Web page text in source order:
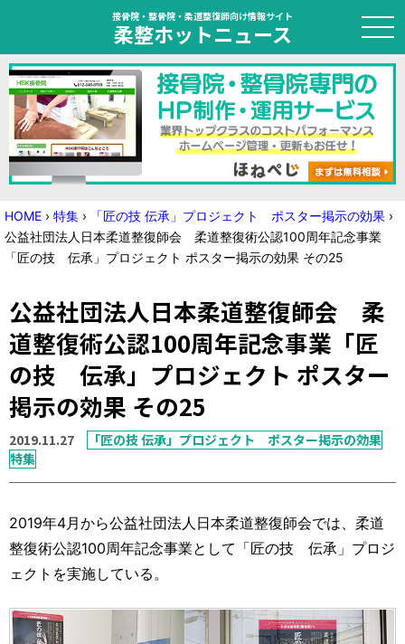
接骨院・整骨院・柔道整復師向け情報サイト
柔整ホットニュース
HOME
トピック
ニュース
特集
学会・セミナー情報
プライバシーポリシー サイトマップ
運営元
HOME › 特集 › 「匠の技 伝承」プロジェクト ポスター掲示の効果 ›
公益社団法人日本柔道整復師会 柔道整復術公認100周年記念事業
「匠の技 伝承」プロジェクト ポスター掲示の効果 その25
公益社団法人日本柔道整復師会 柔
道整復術公認100周年記念事業「匠
の技 伝承」プロジェクト ポスター
掲示の効果 その25
2019.11.27
「匠の技 伝承」プロジェクト ポスター掲示の効果
特集
2019年4月から公益社団法人日本柔道整復師会では、柔道
整復術公認100周年記念事業として「匠の技 伝承」プロジ
ェクトを実施している。